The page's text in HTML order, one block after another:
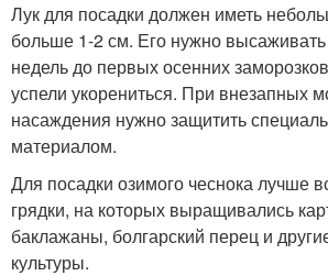
Лук для посадки должен иметь
больше 1-2 см. Его нужно высаживать
недель до первых осенних
успели укорениться. При внезапных
насаждения нужно защитить
материалом.
Для посадки озимого чеснока лучше
грядки, на которых выращивались
баклажаны, болгарский перец и
культуры.